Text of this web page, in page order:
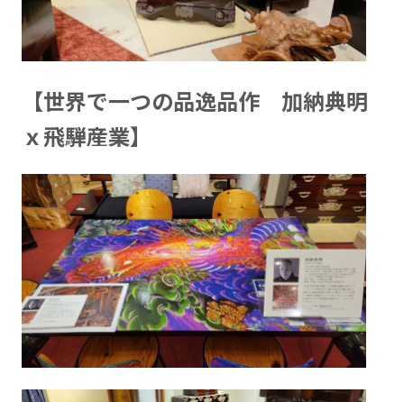
【世界で一つの品逸品作 加納典明
ｘ飛騨産業】